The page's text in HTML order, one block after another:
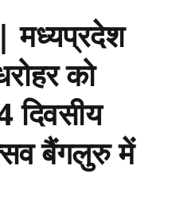
को
दिवसीय
बैंगलुरु में